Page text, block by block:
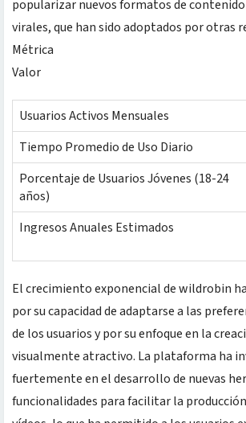
popularizar nuevos formatos de
virales, que han sido adoptados por otras
Métrica
Valor
Usuarios Activos Mensuales
Tiempo Promedio de Uso Diario
Porcentaje de Usuarios Jóvenes (18-24
años)
Ingresos Anuales Estimados
El crecimiento exponencial de wildrobin
por su capacidad de adaptarse a las
de los usuarios y por su enfoque en la
visualmente atractivo. La plataforma ha
fuertemente en el desarrollo de nuevas
funcionalidades para facilitar la